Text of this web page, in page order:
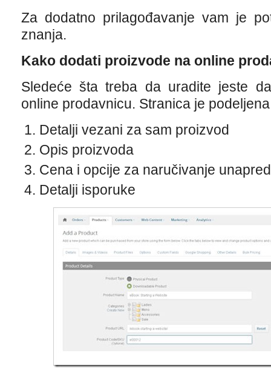
Za dodatno prilagođavanje vam je
znanja.
Kako dodati proizvode na online
Sledeće šta treba da uradite jeste
online prodavnicu. Stranica je
Detalji vezani za sam proizvod
Opis proizvoda
Cena i opcije za naručivanje unapred
Detalji isporuke